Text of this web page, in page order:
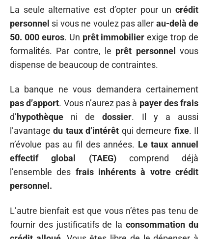
La seule alternative est d’opter pour un crédit
personnel si vous ne voulez pas aller au-delà de
50. 000 euros. Un prêt immobilier exige trop de
formalités. Par contre, le prêt personnel vous
dispense de beaucoup de contraintes.
La banque ne vous demandera certainement
pas d’apport. Vous n’aurez pas à payer des frais
d’hypothèque ni dedossier. Il y a aussi
l’avantagedu taux d’intérêt qui demeure fixe. Il
n’évolue pas au fil des années. Le taux annuel
effectif global (TAEG)comprend déjà
l’ensemble des frais inhérents à votre crédit
personnel.
L’autre bienfait est que vous n’êtes pas tenu de
fournir des justificatifs de laconsommation du